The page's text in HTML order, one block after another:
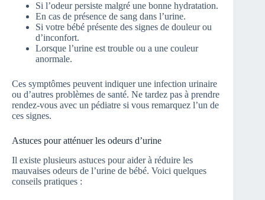
Si l’odeur persiste malgré une bonne hydratation.
En cas de présence de sang dans l’urine.
Si votre bébé présente des signes de douleur ou
d’inconfort.
Lorsque l’urine est trouble ou a une couleur
anormale.
Ces symptômes peuvent indiquer une infection urinaire
ou d’autres problèmes de santé. Ne tardez pas à prendre
rendez-vous avec un pédiatre si vous remarquez l’un de
ces signes.
Astuces pour atténuer les odeurs d’urine
Il existe plusieurs astuces pour aider à réduire les
mauvaises odeurs de l’urine de bébé. Voici quelques
conseils pratiques :